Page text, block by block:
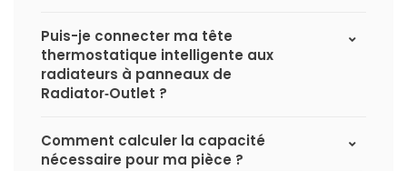
Puis-je connecter ma tête
thermostatique intelligente aux
radiateurs à panneaux de
Radiator‑Outlet ?
Comment calculer la capacité
nécessaire pour ma pièce ?